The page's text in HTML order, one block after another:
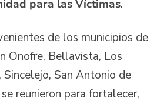
para las Víctimas.
de los municipios de
Onofre, Bellavista, Los
San Antonio de
reunieron para fortalecer,